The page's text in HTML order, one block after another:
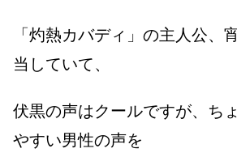
「灼熱カバディ」の主人公、
当していて、
伏黒の声はクールですが、ち
やすい男性の声を